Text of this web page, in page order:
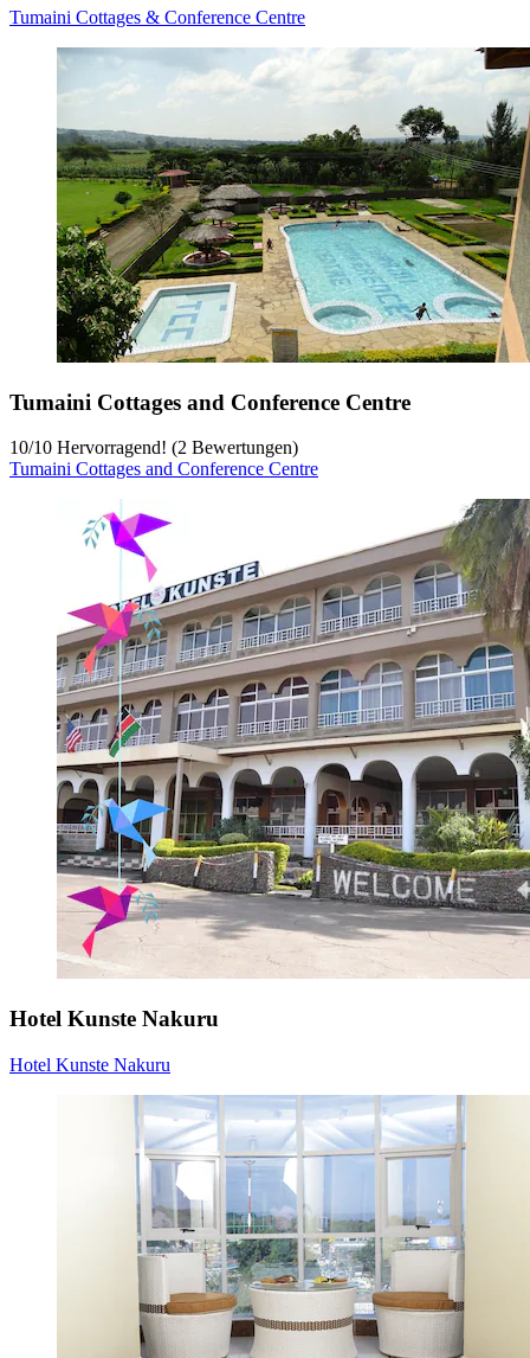
Tumaini Cottages & Conference Centre
Tumaini Cottages and Conference Centre
10/10 Hervorragend! (2 Bewertungen)
Tumaini Cottages and Conference Centre
Hotel Kunste Nakuru
Hotel Kunste Nakuru